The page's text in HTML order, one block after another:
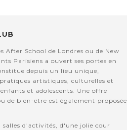
After School de Londres ou de New
Parisiens a ouvert ses portes en
depuis un lieu unique,
artistiques, culturelles et
et adolescents. Une offre
de bien-être est également proposée
salles d'activités, d'une jolie cour